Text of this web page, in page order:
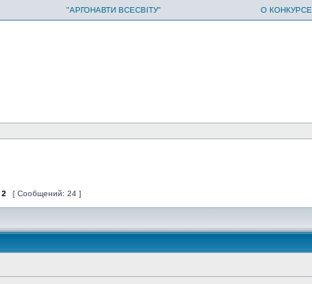
"АРГОНАВТИ ВСЕСВІТУ" О КОНКУРСЕ
2 [ Сообщений: 24 ]